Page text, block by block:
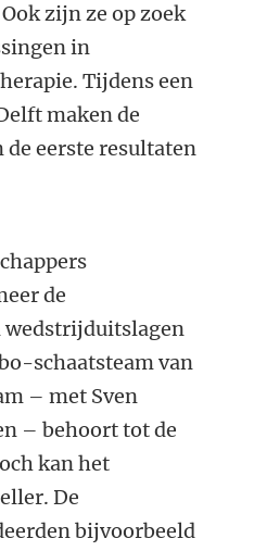
zijn ze op zoek
in
Tijdens een
maken de
eerste resultaten
de
wedstrijduitslagen
schaatsteam van
– met Sven
– behoort tot de
kan het
De
bijvoorbeeld